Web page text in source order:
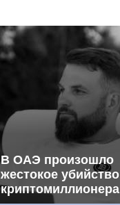
В ОАЭ произошло
жестокое убийство
криптомиллионера